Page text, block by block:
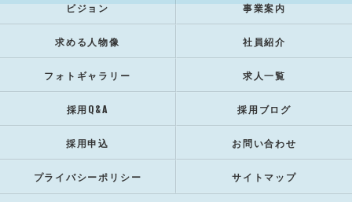
ビジョン 事業案内
求める人物像 社員紹介
フォトギャラリー 求人一覧
採用Q&A 採用ブログ
採用申込 お問い合わせ
プライバシーポリシー サイトマップ